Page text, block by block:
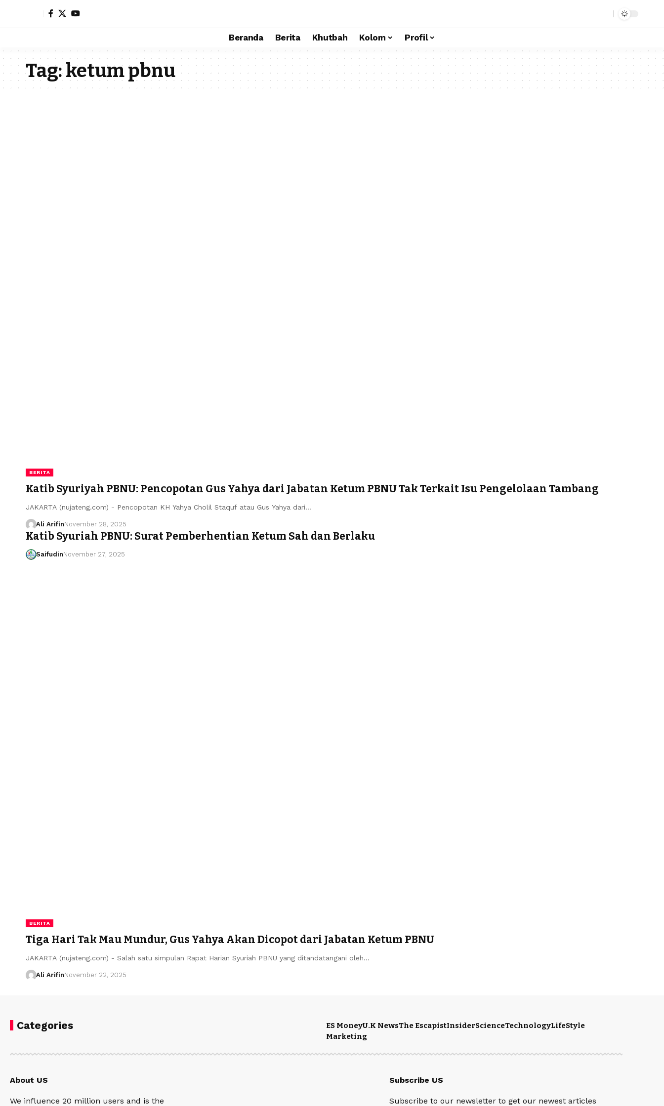
Beranda Berita Khutbah Kolom Profil
Tag:ketum pbnu
BERITA
Katib Syuriyah PBNU: Pencopotan Gus Yahya dari Jabatan Ketum PBNU Tak Terkait Isu Pengelolaan Tambang
JAKARTA (nujateng.com) - Pencopotan KH Yahya Cholil Staquf atau Gus Yahya dari…
Ali ArifinNovember 28, 2025
Katib Syuriah PBNU: Surat Pemberhentian Ketum Sah dan Berlaku
SaifudinNovember 27, 2025
BERITA
Tiga Hari Tak Mau Mundur, Gus Yahya Akan Dicopot dari Jabatan Ketum PBNU
JAKARTA (nujateng.com) - Salah satu simpulan Rapat Harian Syuriah PBNU yang ditandatangani oleh…
Ali ArifinNovember 22, 2025
Categories ES MoneyU.K NewsThe EscapistInsiderScienceTechnologyLifeStyle
Marketing
About US
We influence 20 million users and is the
Subscribe US
Subscribe to our newsletter to get our newest articles